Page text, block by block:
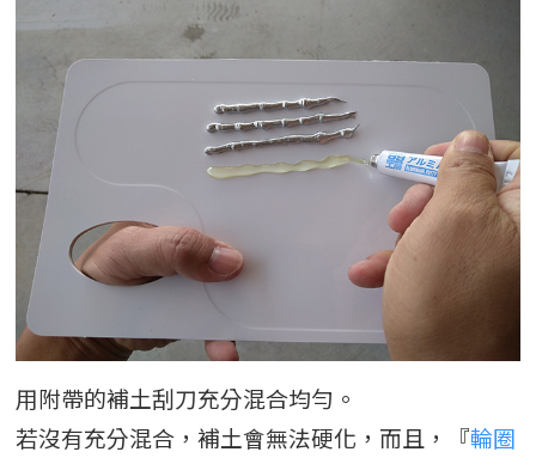
用附帶的補土刮刀充分混合均勻。
若沒有充分混合，補土會無法硬化，而且，『輪圈